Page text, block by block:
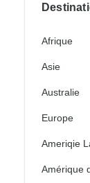
Afrique
Asie
Australie
Europe
Ameriqie
Amérique